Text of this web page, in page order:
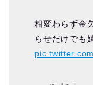
相変わらず金
らせだけでも